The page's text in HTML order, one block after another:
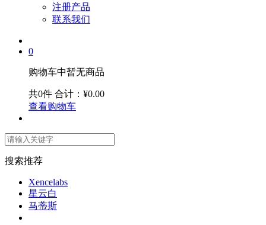
注册产品
联系我们
0
购物车中暂无商品
共0件 合计：¥0.00
查看购物车
搜索推荐
Xencelabs
星云白
马蒂斯